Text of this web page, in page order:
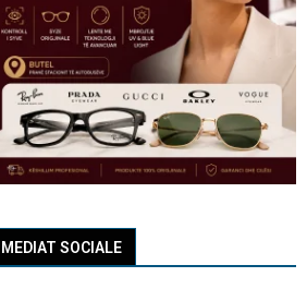
MEDIAT SOCIALE